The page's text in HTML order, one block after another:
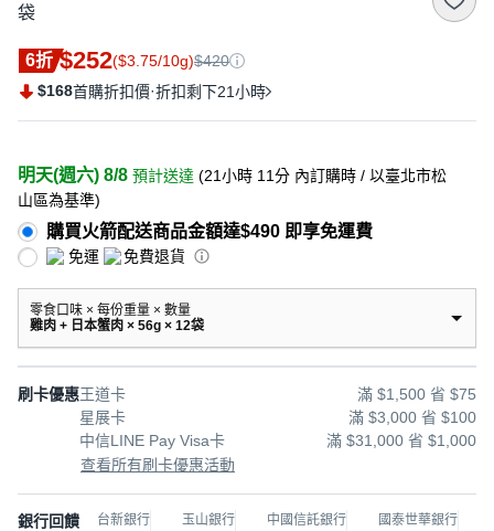
袋
6折 $252($3.75/10g)$420
$168首購折扣價·折扣剩下21小時
明天(週六) 8/8 預計送達 (21小時 11分 內訂購時 / 以臺北市松
山區為基準)
購買火箭配送商品金額達$490 即享免運費
免運 免費退貨
零食口味 × 每份重量 × 數量
雞肉 + 日本蟹肉 × 56g × 12袋
刷卡優惠王道卡
滿 $1,500 省 $75
星展卡
滿 $3,000 省 $100
中信LINE Pay Visa卡
滿 $31,000 省 $1,000
查看所有刷卡優惠活動
銀行回饋 台新銀行 玉山銀行 中國信託銀行 國泰世華銀行